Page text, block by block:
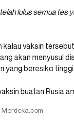
lulus semua tes
vaksin
akan menyusul
yang beresiko
Merdeka.com